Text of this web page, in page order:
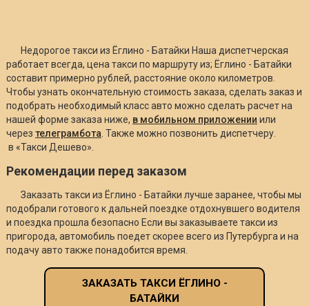
Недорогое такси из Ёглино - Батайки Наша диспетчерская
работает всегда, цена такси по маршруту из; Ёглино - Батайки
составит примерно рублей, расстояние около километров.
Чтобы узнать окончательную стоимость заказа, сделать заказ и
подобрать необходимый класс авто можно сделать расчет на
нашей форме заказа ниже, в мобильном приложении или
через телеграмбота . Также можно позвонить диспетчеру.
в «Такси Дешево».
Рекомендации перед заказом
Заказать такси из Ёглино - Батайки лучше заранее, чтобы мы
подобрали готового к дальней поездке отдохнувшего водителя
и поездка прошла безопасно Если вы заказываете такси из
пригорода, автомобиль поедет скорее всего из Путербурга и на
подачу авто также понадобится время.
ЗАКАЗАТЬ ТАКСИ ЁГЛИНО -
БАТАЙКИ